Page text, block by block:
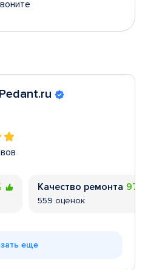
Качество ремонта
559 оценок
еще